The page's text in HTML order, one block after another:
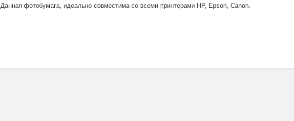
Данная фотобумага, идеально совместима со всеми принтерами HP, Epson, Canon.